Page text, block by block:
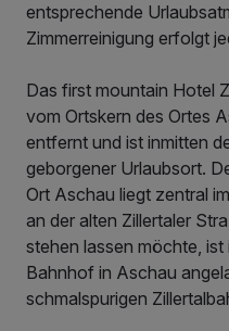
entsprechende
Zimmerreinigung erfolgt
Das first mountain Hotel
vom Ortskern des Ortes
entfernt und ist inmitten
geborgener Urlaubsort.
Ort Aschau liegt zentral
an der alten Zillertaler
stehen lassen möchte,
Bahnhof in Aschau
schmalspurigen